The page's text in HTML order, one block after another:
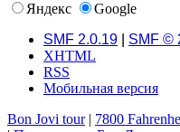
Яндекс
Google
SMF 2.0.19
SMF ©
XHTML
RSS
Мобильная версия
Bon Jovi tour| 7800